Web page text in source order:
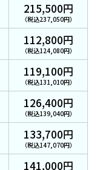
215,500円
（税込237,050円）
112,800円
（税込124,080円）
119,100円
（税込131,010円）
126,400円
（税込139,040円）
133,700円
（税込147,070円）
141,000円